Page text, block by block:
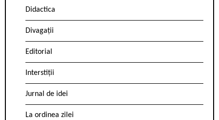
Didactica
Divagații
Editorial
Interstiții
Jurnal de idei
La ordinea zilei